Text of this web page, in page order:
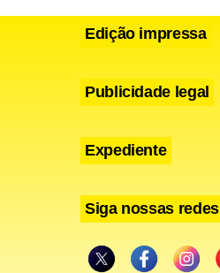
Edição impressa
Publicidade legal
Expediente
Siga nossas redes